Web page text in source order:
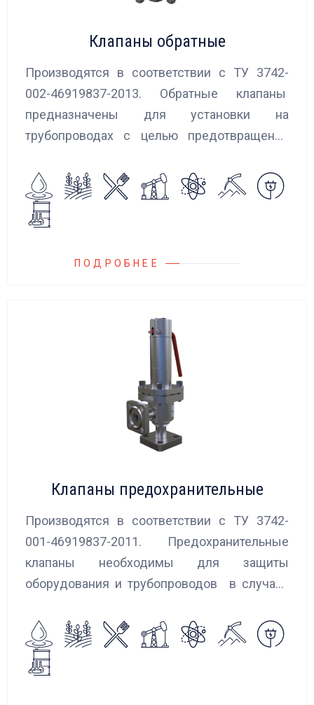
Клапаны обратные
Производятся в соответствии с ТУ 3742-
002-46919837-2013. Обратные клапаны
предназначены для установки на
трубопроводах с целью предотвращения
агрессивных жидкостей, эмульсий,
суспензий и пропуска их в прямом
направлении.
ПОДРОБНЕЕ
Клапаны предохранительные
Производятся в соответствии с ТУ 3742-
001-46919837-2011. Предохранительные
клапаны необходимы для защиты
оборудования и трубопроводов в случаях
сброса среды в систему низкого давления.